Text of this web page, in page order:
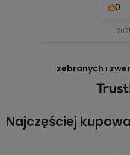
0
zebranych i
Najczęściej